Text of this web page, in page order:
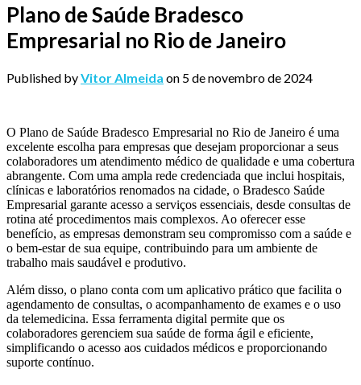
Plano de Saúde Bradesco
Empresarial no Rio de Janeiro
Published byVitor Almeida on 5 de novembro de 2024
O Plano de Saúde Bradesco Empresarial no Rio de Janeiro é uma
excelente escolha para empresas que desejam proporcionar a seus
colaboradores um atendimento médico de qualidade e uma cobertura
abrangente. Com uma ampla rede credenciada que inclui hospitais,
clínicas e laboratórios renomados na cidade, o Bradesco Saúde
Empresarial garante acesso a serviços essenciais, desde consultas de
rotina até procedimentos mais complexos. Ao oferecer esse
benefício, as empresas demonstram seu compromisso com a saúde e
o bem-estar de sua equipe, contribuindo para um ambiente de
trabalho mais saudável e produtivo.
Além disso, o plano conta com um aplicativo prático que facilita o
agendamento de consultas, o acompanhamento de exames e o uso
da telemedicina. Essa ferramenta digital permite que os
colaboradores gerenciem sua saúde de forma ágil e eficiente,
simplificando o acesso aos cuidados médicos e proporcionando
suporte contínuo.